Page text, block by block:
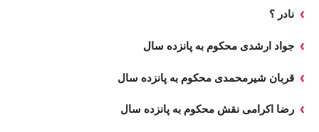
نادر ؟
جواد ارشدی محکوم به پانزده سال
قربان شیرمحمدی محکوم به پانزده سال
رضا اکرامی نقش محکوم به پانزده سال